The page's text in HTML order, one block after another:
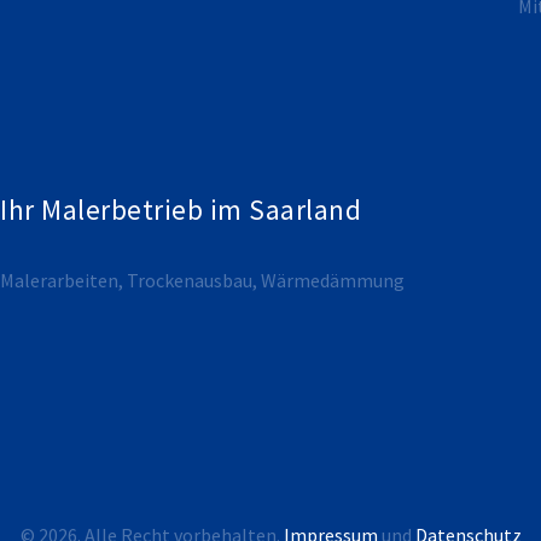
Ihr Malerbetrieb im Saarland
Malerarbeiten, Trockenausbau, Wärmedämmung
© 2026. Alle Recht vorbehalten. Impressum und Datenschutz